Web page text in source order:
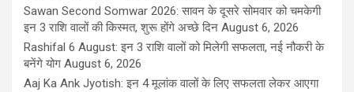
Sawan Second Somwar 2026: सावन के दूसरे सोमवार को चमकेगी
इन 3 राशि वालों की किस्मत, शुरू होंगे अच्छे दिन August 6, 2026
Rashifal 6 August: इन 3 राशि वालों को मिलेगी सफलता, नई नौकरी के
बनेंगे योग August 6, 2026
Aaj Ka Ank Jyotish: इन 4 मूलांक वालों के लिए सफलता लेकर आएगा